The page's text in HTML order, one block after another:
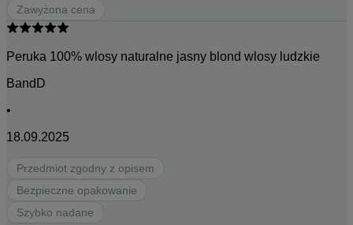
Zawyżona cena
Peruka 100% wlosy naturalne jasny blond wlosy ludzkie
BandD
•
18.09.2025
Przedmiot zgodny z opisem
Bezpieczne opakowanie
Szybko nadane